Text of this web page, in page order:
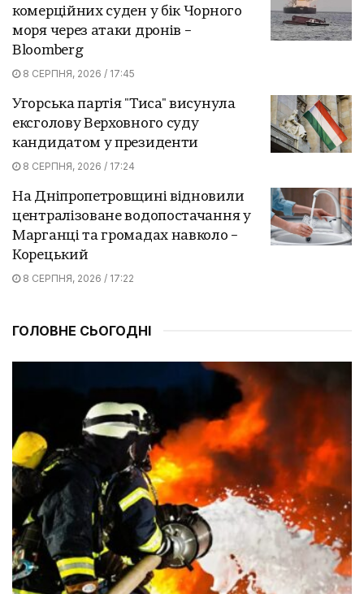
комерційних суден у бік Чорного
моря через атаки дронів –
Bloomberg
8 СЕРПНЯ, 2026 / 17:45
Угорська партія "Тиса" висунула
ексголову Верховного суду
кандидатом у президенти
8 СЕРПНЯ, 2026 / 17:24
На Дніпропетровщині відновили
централізоване водопостачання у
Марганці та громадах навколо –
Корецький
8 СЕРПНЯ, 2026 / 17:22
ГОЛОВНЕ СЬОГОДНІ